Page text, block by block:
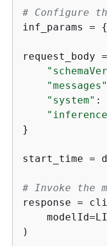
# Configure
inf_params = {
request_body
"messages"
"system" :
}
start_time =
# Invoke the
response =
)